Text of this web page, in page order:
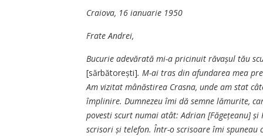
Craiova, 16 ianuarie 1950
Frate Andrei,
Bucurie adevărată mi-a pricinuit răvașul tău
[sărbătorești]. M-ai tras din afundarea mea
Am vizitat mânăstirea Crasna, unde am stat
împlinire. Dumnezeu îmi dă semne lămurite,
povesti scurt numai atât: Adrian [Făgețeanu]
scrisori și telefon. Într-o scrisoare îmi